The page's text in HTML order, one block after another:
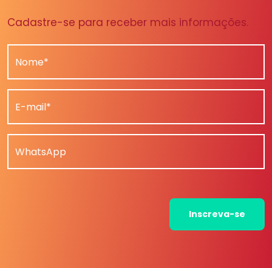
Cadastre-se para receber mais informações.
Nome*
E-mail*
WhatsApp
Inscreva-se